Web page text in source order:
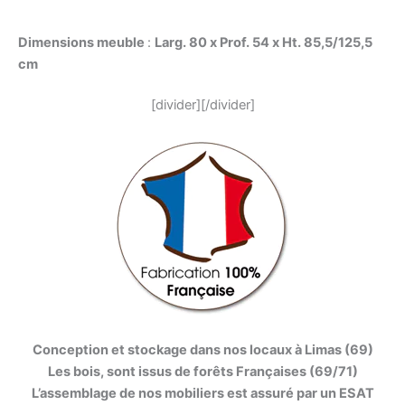
Dimensions meuble : Larg. 80 x Prof. 54 x Ht. 85,5/125,5
cm
[divider][/divider]
Conception et stockage dans nos locaux à Limas (69)
Les bois, sont issus de forêts Françaises (69/71)
L’assemblage de nos mobiliers est assuré par un ESAT